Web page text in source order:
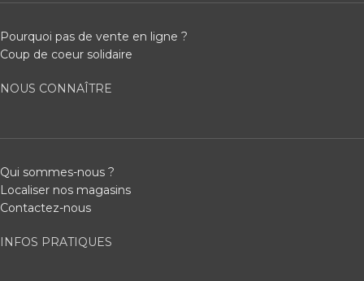
Pourquoi pas de vente en ligne ?
Coup de coeur solidaire
NOUS CONNAÎTRE
Qui sommes-nous ?
Localiser nos magasins
Contactez-nous
INFOS PRATIQUES